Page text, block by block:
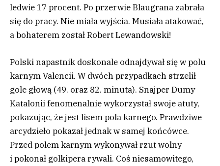
ledwie 17 procent. Po przerwie Blaugrana zabrała
się do pracy. Nie miała wyjścia. Musiała atakować,
a bohaterem został Robert Lewandowski!
Polski napastnik doskonale odnajdywał się w polu
karnym Valencii. W dwóch przypadkach strzelił
gole głową (49. oraz 82. minuta). Snajper Dumy
Katalonii fenomenalnie wykorzystał swoje atuty,
pokazując, że jest lisem pola karnego. Prawdziwe
arcydzieło pokazał jednak w samej końcówce.
Przed polem karnym wykonywał rzut wolny
i pokonał golkipera rywali. Coś niesamowitego,